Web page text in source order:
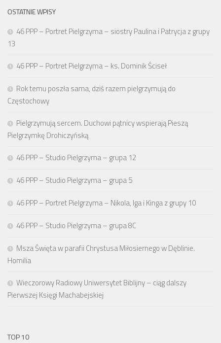
OSTATNIE WPISY
46 PPP – Portret Pielgrzyma – siostry Paulina i Patrycja z grupy
13
46 PPP – Portret Pielgrzyma – ks. Dominik Ściseł
Rok temu poszła sama, dziś razem pielgrzymują do
Częstochowy
Pielgrzymują sercem. Duchowi pątnicy wspierają Pieszą
Pielgrzymkę Drohiczyńską
46 PPP – Studio Pielgrzyma – grupa 12
46 PPP – Studio Pielgrzyma – grupa 5
46 PPP – Portret Pielgrzyma – Nikola, Iga i Kinga z grupy 10
46 PPP – Studio Pielgrzyma – grupa 8C
Msza Święta w parafii Chrystusa Miłosiernego w Dęblinie.
Homilia
Wieczorowy Radiowy Uniwersytet Biblijny – ciąg dalszy
Pierwszej Księgi Machabejskiej
TOP 10